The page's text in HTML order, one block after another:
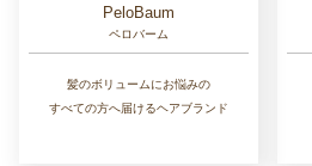
PeloBaum
ペロバーム
髪のボリュームにお悩みの
すべての方へ届けるヘアブランド